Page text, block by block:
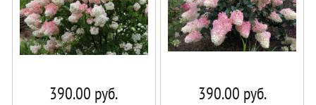
390.00 руб. 390.00 руб.